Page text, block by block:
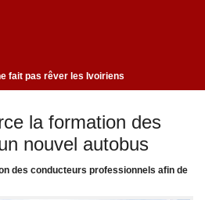
changement qui ne fait pas rêver les Ivoiriens
la formation des
nouvel autobus
des conducteurs professionnels afin de